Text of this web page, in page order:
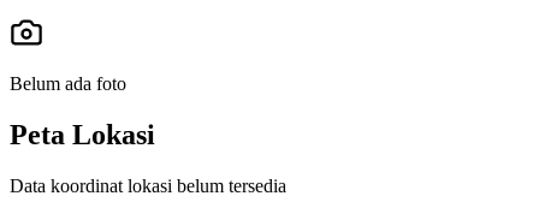
Belum ada foto
Peta Lokasi
Data koordinat lokasi belum tersedia